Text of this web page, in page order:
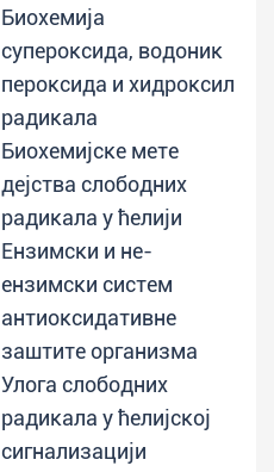
Биохемија
супероксида, водоник
пероксида и хидроксил
радикала
Биохемијске мете
дејства слободних
радикала у ћелији
Ензимски и не-
ензимски систем
антиоксидативне
заштите организма
Улога слободних
радикала у ћелијској
сигнализацији